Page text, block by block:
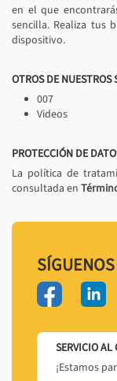
en el que
sencilla. Realiza tus
dispositivo.
OTROS DE NUESTROS
007
Videos
PROTECCIÓN DE
La política de
consultada en
SÍGUENOS
SERVICIO AL
¡Estamos